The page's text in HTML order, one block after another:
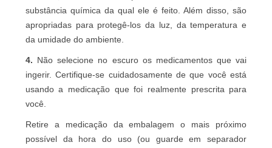
substância química da qual ele é feito. Além disso, são
apropriadas para protegê-los da luz, da temperatura e
da umidade do ambiente.
4. Não selecione no escuro os medicamentos que vai
ingerir. Certifique-se cuidadosamente de que você está
usando a medicação que foi realmente prescrita para
você.
Retire a medicação da embalagem o mais próximo
possível da hora do uso (ou guarde em separador